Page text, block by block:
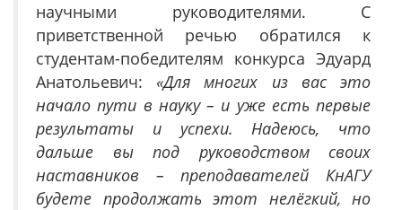
научными руководителями. С
приветственной речью обратился к
студентам-победителям конкурса Эдуард
Анатольевич:«Для многих из вас это
начало пути в науку – и уже есть первые
результаты и успехи. Надеюсь, что
дальше вы под руководством своих
наставников – преподавателей КнАГУ
будете продолжать этот нелёгкий, но